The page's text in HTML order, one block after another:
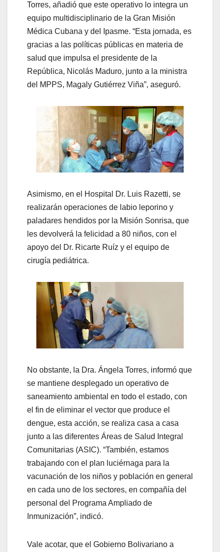
Torres, añadió que este operativo lo integra un
equipo multidisciplinario de la Gran Misión
Médica Cubana y del Ipasme. “Esta jornada, es
gracias a las políticas públicas en materia de
salud que impulsa el presidente de la
República, Nicolás Maduro, junto a la ministra
del MPPS, Magaly Gutiérrez Viña”, aseguró.
Asimismo, en el Hospital Dr. Luis Razetti, se
realizarán operaciones de labio leporino y
paladares hendidos por la Misión Sonrisa, que
les devolverá la felicidad a 80 niños, con el
apoyo del Dr. Ricarte Ruíz y el equipo de
cirugía pediátrica.
No obstante, la Dra. Ángela Torres, informó que
se mantiene desplegado un operativo de
saneamiento ambiental en todo el estado, con
el fin de eliminar el vector que produce el
dengue, esta acción, se realiza casa a casa
junto a las diferentes Áreas de Salud Integral
Comunitarias (ASIC). “También, estamos
trabajando con el plan luciérnaga para la
vacunación de los niños y población en general
en cada uno de los sectores, en compañía del
personal del Programa Ampliado de
Inmunización”, indicó.
Vale acotar, que el Gobierno Bolivariano a